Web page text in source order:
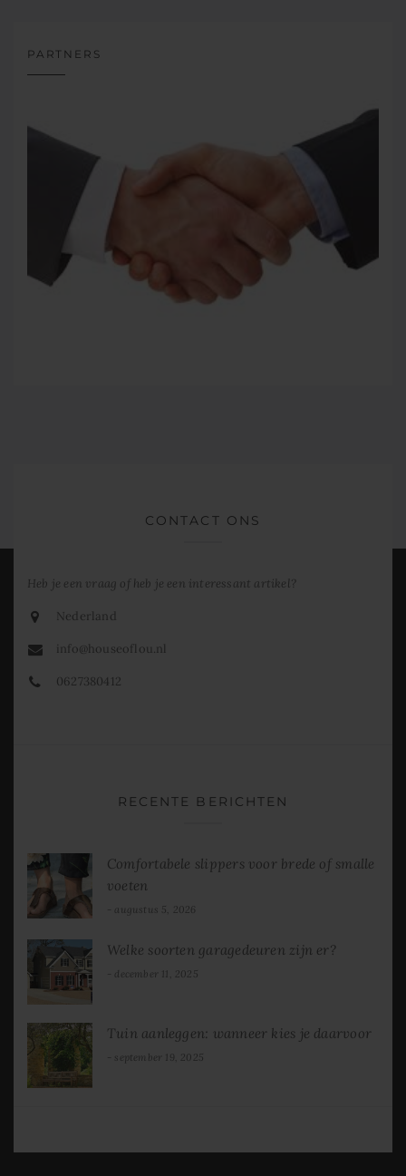
PARTNERS
CONTACT ONS
Heb je een vraag of heb je een interessant artikel?
Nederland
info@houseoflou.nl
0627380412
RECENTE BERICHTEN
Comfortabele slippers voor brede of smalle
voeten
augustus 5, 2026
Welke soorten garagedeuren zijn er?
december 11, 2025
Tuin aanleggen: wanneer kies je daarvoor
september 19, 2025